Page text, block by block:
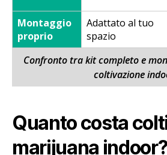
Confronto tra kit completo e
coltivazione
Montaggio
proprio
Adattato al tuo
spazio
Quanto costa
marijuana indoor?